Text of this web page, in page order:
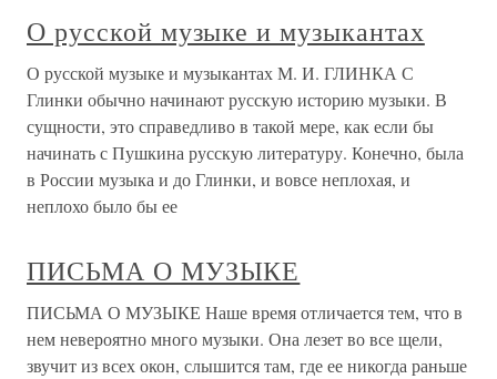
О русской музыке и музыкантах
О русской музыке и музыкантах М. И. ГЛИНКА С
Глинки обычно начинают русскую историю музыки. В
сущности, это справедливо в такой мере, как если бы
начинать с Пушкина русскую литературу. Конечно, была
в России музыка и до Глинки, и вовсе неплохая, и
неплохо было бы ее
ПИСЬМА О МУЗЫКЕ
ПИСЬМА О МУЗЫКЕ Наше время отличается тем, что в
нем невероятно много музыки. Она лезет во все щели,
звучит из всех окон, слышится там, где ее никогда раньше